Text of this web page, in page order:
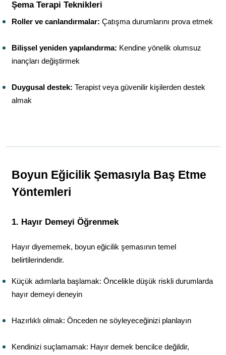
Şema Terapi Teknikleri
Roller ve canlandırmalar: Çatışma durumlarını prova etmek
Bilişsel yeniden yapılandırma: Kendine yönelik olumsuz
inançları değiştirmek
Duygusal destek: Terapist veya güvenilir kişilerden destek
almak
Boyun Eğicilik Şemasıyla Baş Etme
Yöntemleri
1. Hayır Demeyi Öğrenmek
Hayır diyememek, boyun eğicilik şemasının temel
belirtilerindendir.
Küçük adımlarla başlamak: Öncelikle düşük riskli durumlarda
hayır demeyi deneyin
Hazırlıklı olmak: Önceden ne söyleyeceğinizi planlayın
Kendinizi suçlamamak: Hayır demek bencilce değildir,